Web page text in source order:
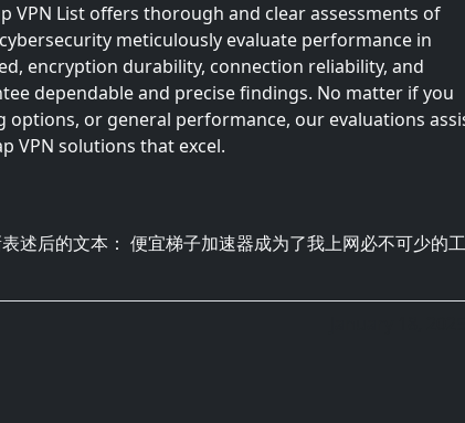
VPN List offers thorough and clear assessments of
meticulously evaluate performance in
encryption durability, connection reliability, and
dependable and precise findings. No matter if you
options, or general performance, our evaluations
VPN solutions that excel.
述后的文本： 便宜梯子加速器成为了我上网必不可少的工